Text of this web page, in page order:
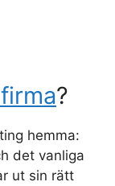
?
hemma:
det vanliga
ut sin rätt